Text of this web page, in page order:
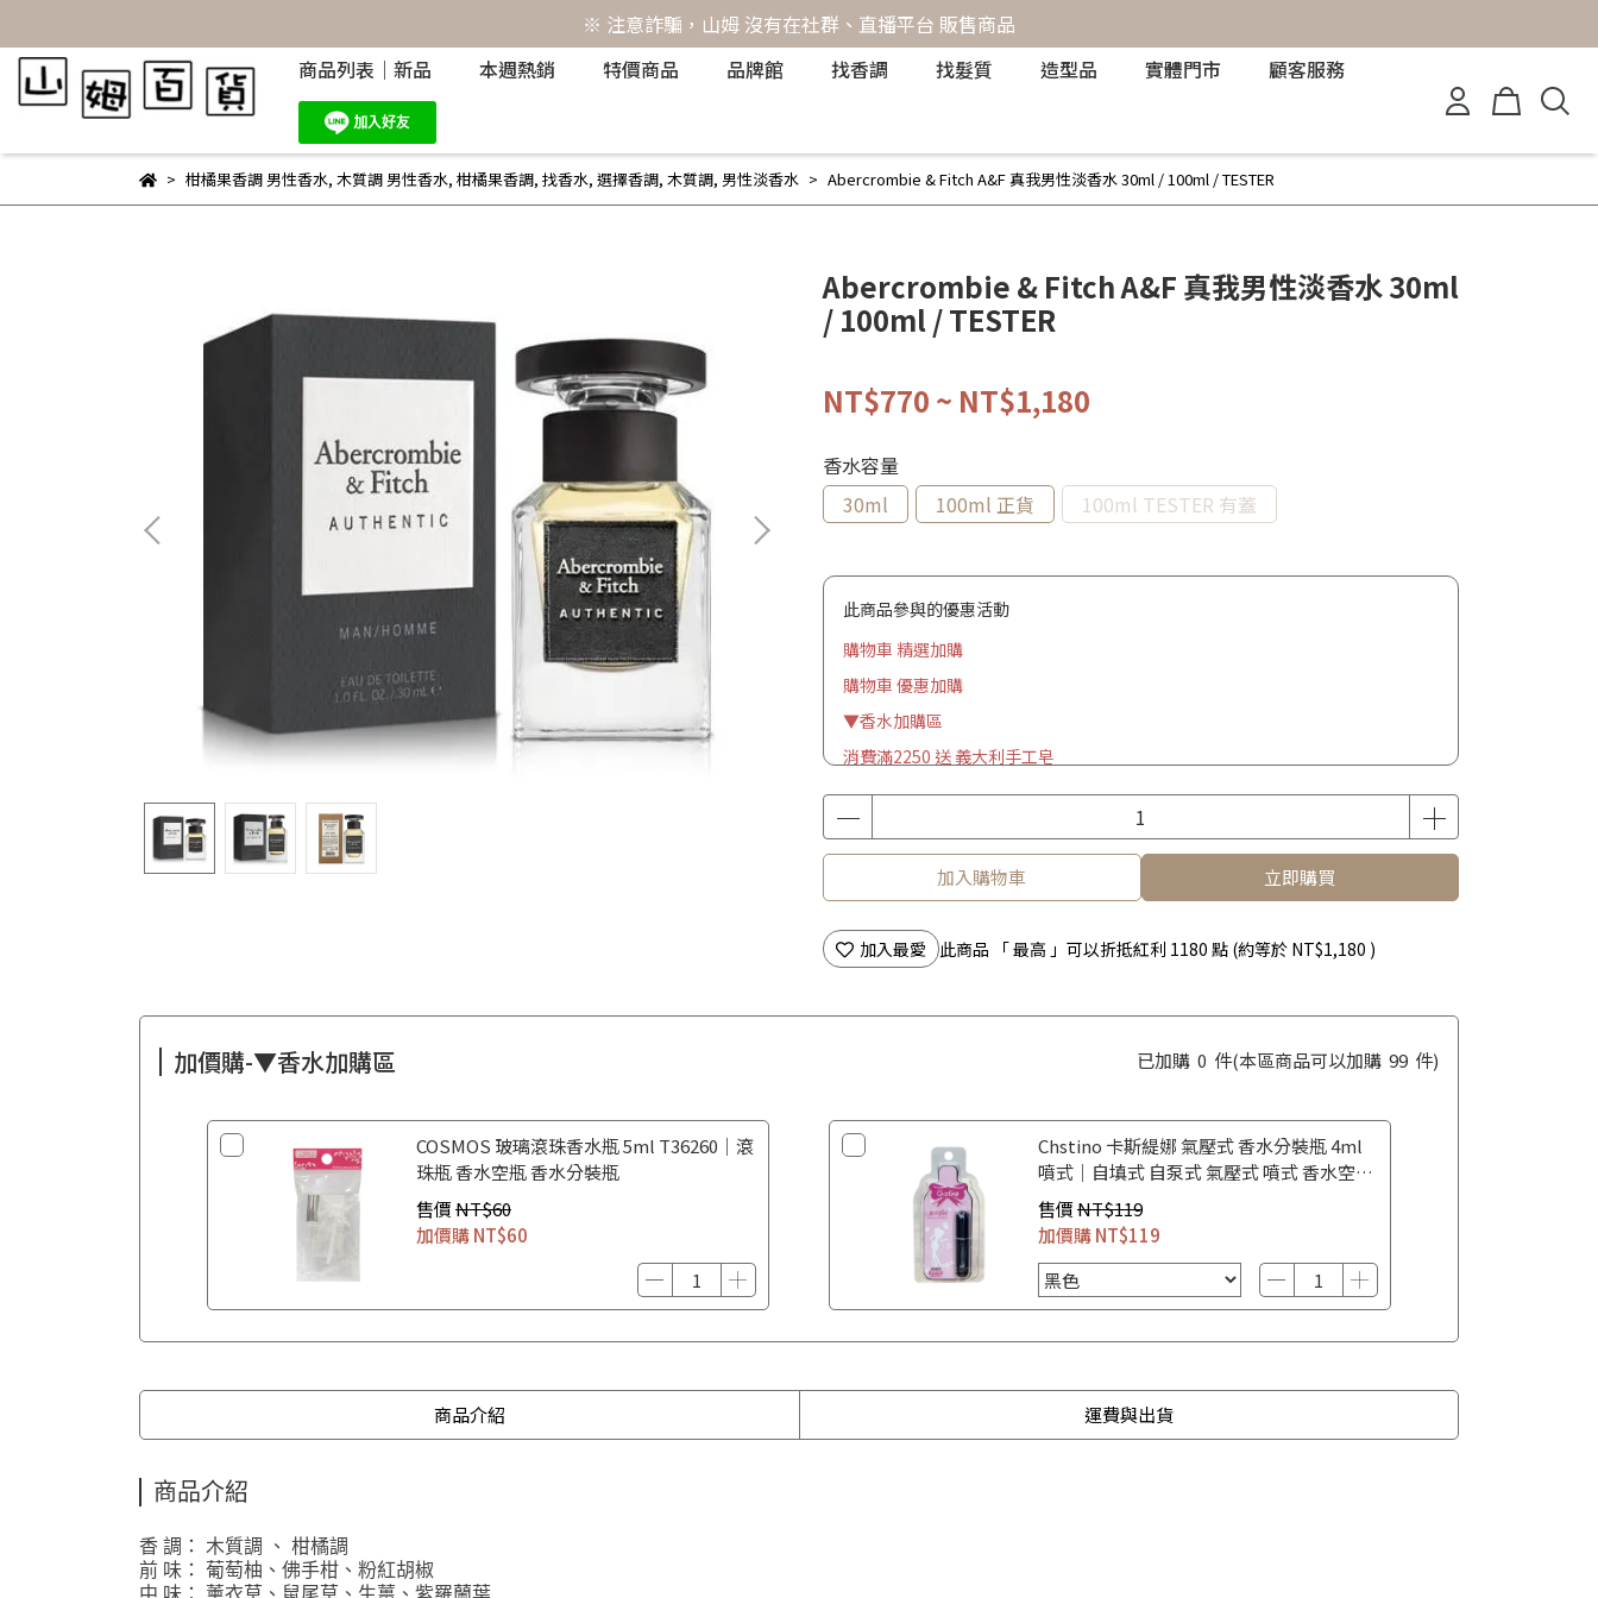
※ 注意詐騙，山姆 沒有在社群、直播平台 販售商品
商品列表｜新品
本週熱銷 特價商品 品牌館 找香調 找髮質 造型品 實體門市 顧客服務
柑橘果香調 男性香水, 木質調 男性香水, 柑橘果香調, 找香水, 選擇香調, 木質調, 男性淡香水 Abercrombie & Fitch A&F 真我男性淡香水 30ml / 100ml / TESTER
Abercrombie & Fitch A&F 真我男性淡香水 30ml
/ 100ml / TESTER
NT$770 ~ NT$1,180
香水容量
30ml
100ml 正貨 100ml TESTER 有蓋
此商品參與的優惠活動
購物車 精選加購
購物車 優惠加購
▼香水加購區
消費滿2250 送 義大利手工皂
加入購物車 立即購買
加入最愛 此商品 「 最高 」可以折抵紅利 1180 點 (約等於 NT$1,180 )
加價購-▼香水加購區 已加購 0 件(本區商品可以加購 99 件)
COSMOS 玻璃滾珠香水瓶 5ml T36260｜滾
珠瓶 香水空瓶 香水分裝瓶
售價NT$60
加價購NT$60
Chstino 卡斯緹娜 氣壓式 香水分裝瓶 4ml
噴式｜自填式 自泵式 氣壓式 噴式 香水空瓶
香水攜帶瓶
售價NT$119
加價購NT$119
商品介紹 運費與出貨
商品介紹
香 調： 木質調 、 柑橘調
前 味： 葡萄柚、佛手柑、粉紅胡椒
中 味： 薰衣草、鼠尾草、生薑、紫羅蘭葉